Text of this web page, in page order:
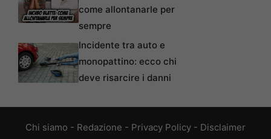
come allontanarle per
sempre
Incidente tra auto e
monopattino: ecco chi
deve risarcire i danni
Chi siamo - Redazione - Privacy Policy - Disclaimer